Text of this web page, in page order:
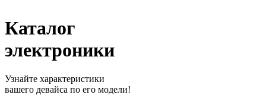
Каталог
электроники
Узнайте характеристики
вашего девайса по его модели!